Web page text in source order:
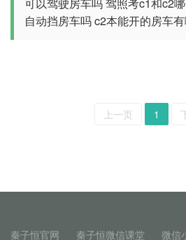
自动挡房车吗c2本能开的房车
上一页 1
秦子恒官网 秦子恒微信课堂 微信